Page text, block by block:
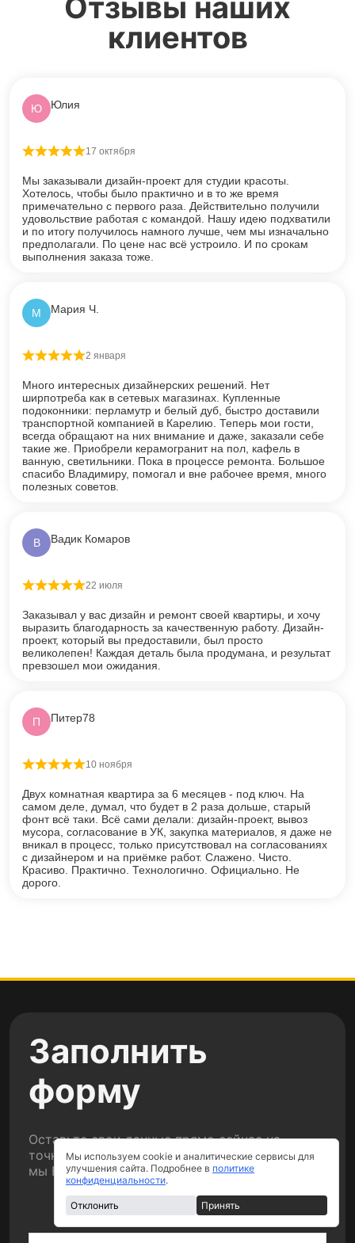
клиентов
Ю Юлия
Оценка 5из 5
17 октября
Мы заказывали дизайн-проект для студии красоты.
Хотелось, чтобы было практично и в то же время
примечательно с первого раза. Действительно получили
удовольствие работая с командой. Нашу идею подхватили
и по итогу получилось намного лучше, чем мы изначально
предполагали. По цене нас всё устроило. И по срокам
выполнения заказа тоже.
М Мария Ч.
Оценка5из 5
2 января
Много интересных дизайнерских решений. Нет
ширпотреба как в сетевых магазинах. Купленные
подоконники: перламутр и белый дуб, быстро доставили
транспортной компанией в Карелию. Теперь мои гости,
всегда обращают на них внимание и даже, заказали себе
такие же. Приобрели керамогранит на пол, кафель в
ванную, светильники. Пока в процессе ремонта. Большое
спасибо Владимиру, помогал и вне рабочее время, много
полезных советов.
В Вадик Комаров
Оценка5из 5
22 июля
Заказывал у вас дизайн и ремонт своей квартиры, и хочу
выразить благодарность за качественную работу. Дизайн-
проект, который вы предоставили, был просто
великолепен! Каждая деталь была продумана, и результат
превзошел мои ожидания.
П Питер78
Оценка5из 5
10 ноября
Двух комнатная квартира за 6 месяцев - под ключ. На
самом деле, думал, что будет в 2 раза дольше, старый
фонт всё таки. Всё сами делали: дизайн-проект, вывоз
мусора, согласование в УК, закупка материалов, я даже не
вникал в процесс, только присутствовал на согласованиях
с дизайнером и на приёмке работ. Слажено. Чисто.
Красиво. Практично. Технологично. Официально. Не
дорого.
Заполнить
форму
Оставьте свои данные прямо сейчас на
точный расчет стоимости вашего ремонта и
мы Вам перезвоним.
Мы используем cookie и аналитические сервисы для
улучшения сайта. Подробнее в политике
конфиденциальности.
Отклонить Принять